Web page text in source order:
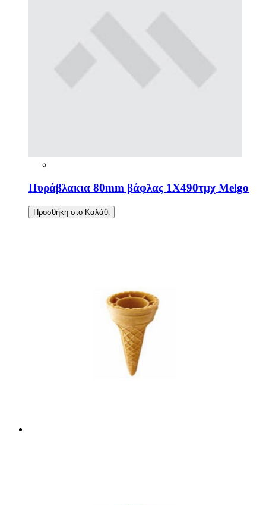
Πυράβλακια 80mm βάφλας 1Χ490τμχ Melgo
Προσθήκη στο Καλάθι